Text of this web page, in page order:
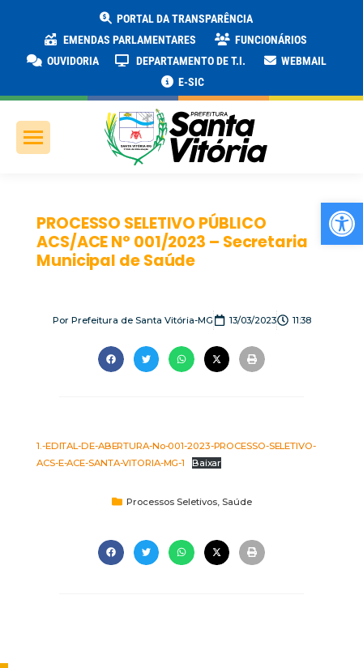
PORTAL DA TRANSPARÊNCIA
EMENDAS PARLAMENTARES
FUNCIONÁRIOS
OUVIDORIA
DEPARTAMENTO DE T.I.
WEBMAIL
E-SIC
PROCESSO SELETIVO PÚBLICO
ACS/ACE N° 001/2023 – Secretaria
Municipal de Saúde
PorPrefeitura de Santa Vitória-MG 13/03/2023 11:38
1.-EDITAL-DE-ABERTURA-No-001-2023-PROCESSO-SELETIVO-
ACS-E-ACE-SANTA-VITORIA-MG-1
Baixar
Processos Seletivos, Saúde